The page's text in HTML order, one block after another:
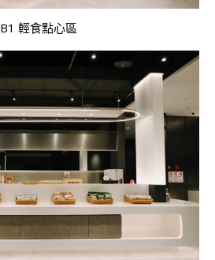
B1 輕食點心區